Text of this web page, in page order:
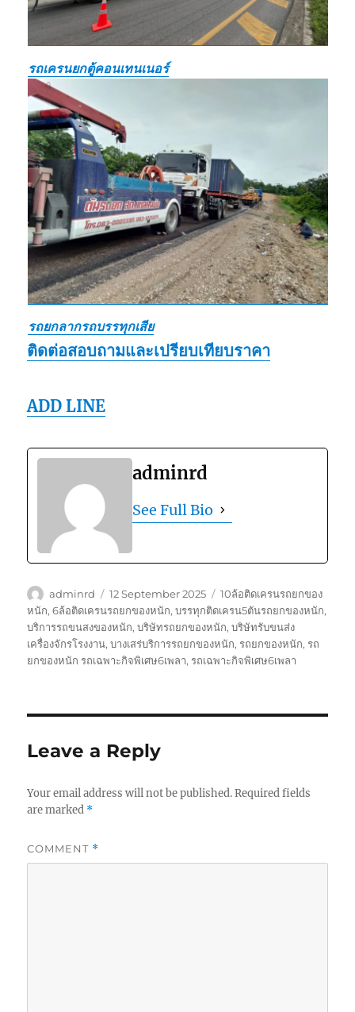
รถเครนยกตู้คอนเทนเนอร์
รถยกลากรถบรรทุกเสีย
ติดต่อสอบถามและเปรียบเทียบราคา
ADD LINE
adminrd
See Full Bio
Author
adminrd
Posted
on
12 September 2025 Tags
10ล้อติดเครนรถยกของ
หนัก,6ล้อติดเครนรถยกของหนัก,บรรทุกติดเครน5ตันรถยกของหนัก,
บริการรถขนสงของหนัก,บริษัทรถยกของหนัก,บริษัทรับขนส่ง
เครื่องจักรโรงงาน,บางเสร่บริการรถยกของหนัก,รถยกของหนัก,รถ
ยกของหนัก รถเฉพาะกิจพิเศษ6เพลา,รถเฉพาะกิจพิเศษ6เพลา
Leave a Reply
Your email address will not be published. Required fields
are marked *
COMMENT *